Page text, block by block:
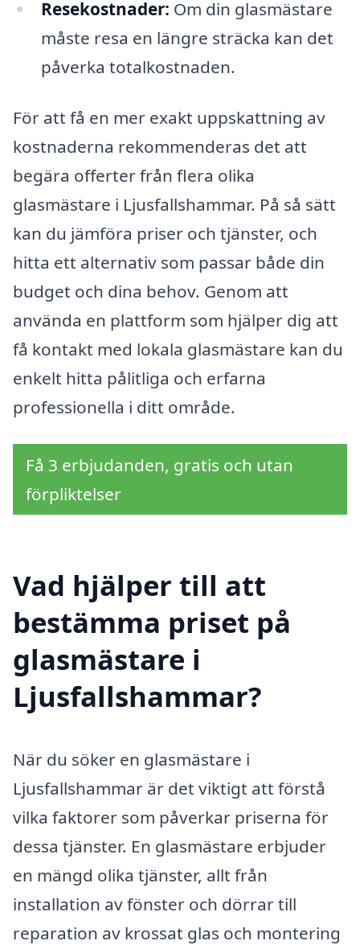
Resekostnader: Om din glasmästare
måste resa en längre sträcka kan det
påverka totalkostnaden.
För att få en mer exakt uppskattning av
kostnaderna rekommenderas det att
begära offerter från flera olika
glasmästare i Ljusfallshammar. På så sätt
kan du jämföra priser och tjänster, och
hitta ett alternativ som passar både din
budget och dina behov. Genom att
använda en plattform som hjälper dig att
få kontakt med lokala glasmästare kan du
enkelt hitta pålitliga och erfarna
professionella i ditt område.
Få 3 erbjudanden, gratis och utan
förpliktelser
Vad hjälper till att
bestämma priset på
glasmästare i
Ljusfallshammar?
När du söker en glasmästare i
Ljusfallshammar är det viktigt att förstå
vilka faktorer som påverkar priserna för
dessa tjänster. En glasmästare erbjuder
en mängd olika tjänster, allt från
installation av fönster och dörrar till
reparation av krossat glas och montering